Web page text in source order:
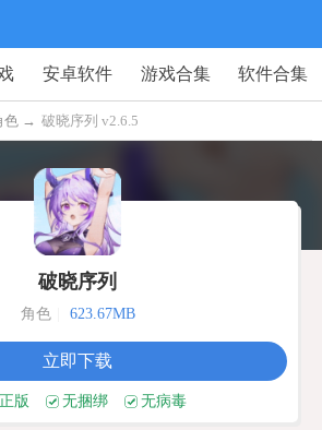
安卓软件 游戏合集 软件合集
色 → 破晓序列 v2.6.5
破晓序列
角色 623.67MB
立即下载
版 无捆绑 无病毒